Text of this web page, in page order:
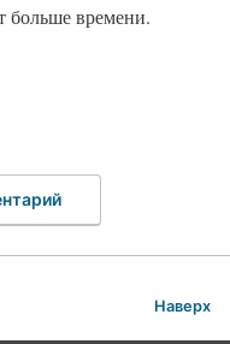
больше времени.
Наверх